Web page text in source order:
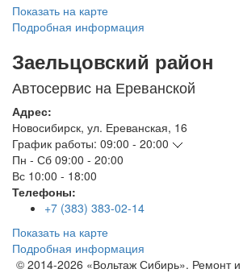
Показать на карте
Подробная информация
Заельцовский район
Автосервис на Ереванской
Адрес:
Новосибирск, ул. Ереванская, 16
График работы: 09:00 - 20:00
Пн - Сб 09:00 - 20:00
Вс 10:00 - 18:00
Телефоны:
+7 (383) 383-02-14
Показать на карте
Подробная информация
© 2014-2026 «Вольтаж Сибирь». Ремонт и